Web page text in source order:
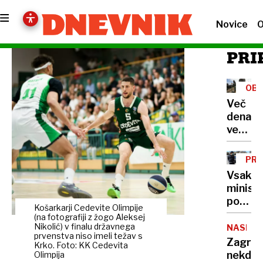
Novice
Košarkarji Cedevite Olimpije
(na fotografiji z žogo Aleksej
Nikolić) v finalu državnega
prvenstva niso imeli težav s
Krko. Foto: KK Cedevita
Olimpija
Več
več
Kako
236
v
Vsako
po
svoje:
od
najetih
NASILJE